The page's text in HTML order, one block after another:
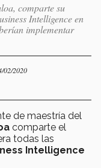
comparte su
Intelligence en
implementar
02/2020
de maestría del
comparte el
todas las
Intelligence